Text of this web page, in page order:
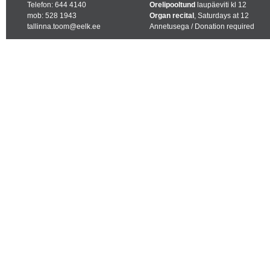
Telefon: 644 4140
mob: 528 1943
tallinna.toom@eelk.ee
Orelipooltund laupäeviti kl 12
Organ recital , Saturdays at 12
Annetusega / Donation required